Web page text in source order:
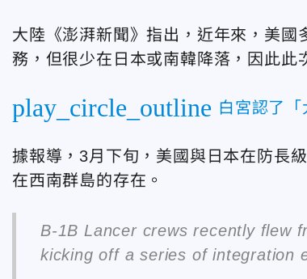
大陸 《澎湃新聞 》指出，近年來，美國
務，但很少在日本或南韓降落，因此此
play_circle_outline 白宮認了
據報導，3月下旬，美國與日本在防長
在西南群島的存在。
B-1B Lancer crews recently
kicking off a series of integration